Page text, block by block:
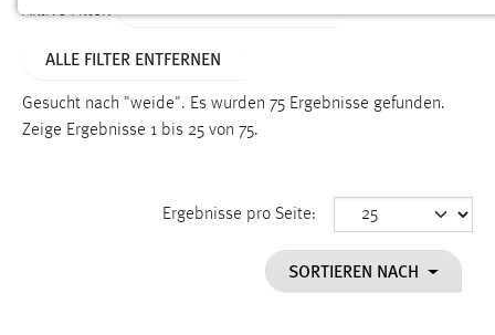
Aktive Filter:
ALLE FILTER ENTFERNEN
Gesucht nach "weide". Es wurden 75 Ergebnisse gefunden.
Zeige Ergebnisse 1 bis 25 von 75.
Ergebnisse pro Seite:
SORTIEREN NACH
Funktionen und sind für die einwandfreie Funktion der
Einverständnis
cookie_consent
Dieser Cookie speichert die ausgewählten Einverständnis-